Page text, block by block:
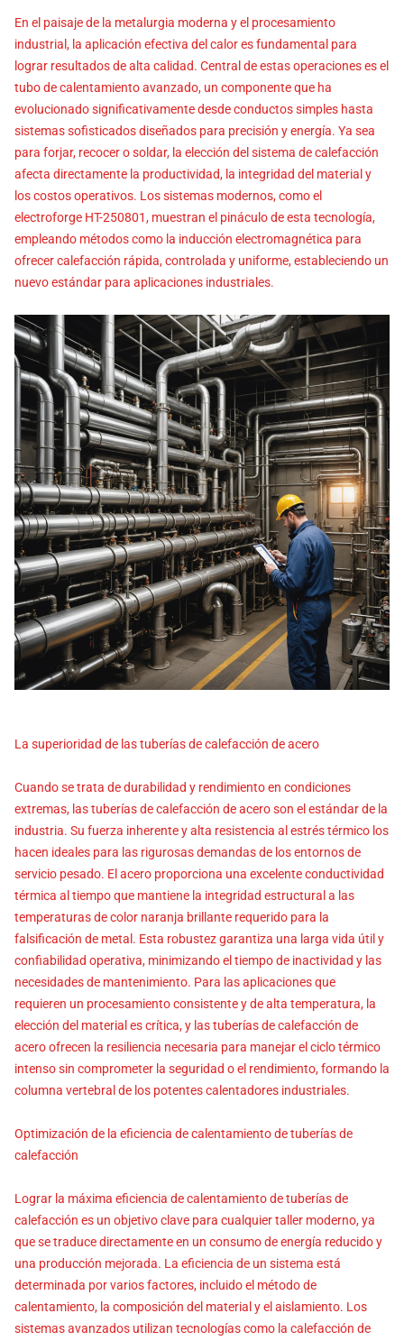
En el paisaje de la metalurgia moderna y el procesamiento
industrial, la aplicación efectiva del calor es fundamental para
lograr resultados de alta calidad. Central de estas operaciones es el
tubo de calentamiento avanzado, un componente que ha
evolucionado significativamente desde conductos simples hasta
sistemas sofisticados diseñados para precisión y energía. Ya sea
para forjar, recocer o soldar, la elección del sistema de calefacción
afecta directamente la productividad, la integridad del material y
los costos operativos. Los sistemas modernos, como el
electroforge HT-250801, muestran el pináculo de esta tecnología,
empleando métodos como la inducción electromagnética para
ofrecer calefacción rápida, controlada y uniforme, estableciendo un
nuevo estándar para aplicaciones industriales.
La superioridad de las tuberías de calefacción de acero
Cuando se trata de durabilidad y rendimiento en condiciones
extremas, las tuberías de calefacción de acero son el estándar de la
industria. Su fuerza inherente y alta resistencia al estrés térmico los
hacen ideales para las rigurosas demandas de los entornos de
servicio pesado. El acero proporciona una excelente conductividad
térmica al tiempo que mantiene la integridad estructural a las
temperaturas de color naranja brillante requerido para la
falsificación de metal. Esta robustez garantiza una larga vida útil y
confiabilidad operativa, minimizando el tiempo de inactividad y las
necesidades de mantenimiento. Para las aplicaciones que
requieren un procesamiento consistente y de alta temperatura, la
elección del material es crítica, y las tuberías de calefacción de
acero ofrecen la resiliencia necesaria para manejar el ciclo térmico
intenso sin comprometer la seguridad o el rendimiento, formando la
columna vertebral de los potentes calentadores industriales.
Optimización de la eficiencia de calentamiento de tuberías de
calefacción
Lograr la máxima eficiencia de calentamiento de tuberías de
calefacción es un objetivo clave para cualquier taller moderno, ya
que se traduce directamente en un consumo de energía reducido y
una producción mejorada. La eficiencia de un sistema está
determinada por varios factores, incluido el método de
calentamiento, la composición del material y el aislamiento. Los
sistemas avanzados utilizan tecnologías como la calefacción de